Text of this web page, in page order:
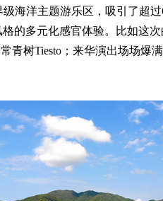
海洋主题游乐区，吸引了超
的多元化感官体验。比如这次
青树Tiesto；来华演出场场